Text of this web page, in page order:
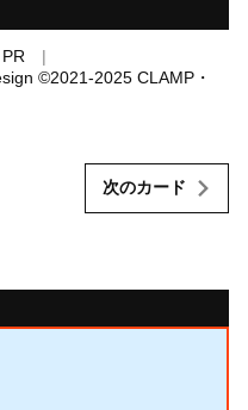
PR
©2021-2025 CLAMP・
次のカード